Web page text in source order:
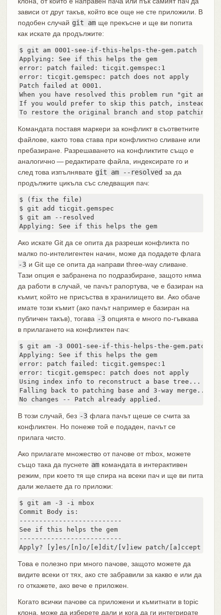
зависи от друг такъв, който все още не сте приложили. В
подобен случай git am ще прекъсне и ще ви попита
как искате да продължите:
$ git am 0001-see-if-this-helps-the-gem.patch
Applying: See if this helps the gem
error: patch failed: ticgit.gemspec:1
error: ticgit.gemspec: patch does not apply
Patch failed at 0001.
When you have resolved this problem run "git am --
If you would prefer to skip this patch, instead
To restore the original branch and stop patching
Командата поставя маркери за конфликт в съответните
файлове, както това става при конфликтно сливане или
пребазиране. Разрешаването на конфликтите също е
аналогично — редактирате файла, индексирате го и
след това изпълнявате git am --resolved за да
продължите цикъла със следващия пач:
$ (fix the file)
$ git add ticgit.gemspec
$ git am --resolved
Applying: See if this helps the gem
Ако искате Git да се опита да разреши конфликта по
малко по-интелигентен начин, може да подадете флага
-3 и Git ще се опита да направи three-way сливане.
Тази опция е забранена по подразбиране, защото няма
да работи в случай, че пачът рапортува, че е базиран на
къмит, който не присъства в хранилището ви. Ако обаче
имате този къмит (ако пачът например е базиран на
публичен такъв), тогава -3 опцията е много по-гъвкава
в прилагането на конфликтен пач:
$ git am -3 0001-see-if-this-helps-the-gem.patch
Applying: See if this helps the gem
error: patch failed: ticgit.gemspec:1
error: ticgit.gemspec: patch does not apply
Using index info to reconstruct a base tree...
Falling back to patching base and 3-way merge...
No changes -- Patch already applied.
В този случай, без -3 флага пачът щеше се счита за
конфликтен. Но понеже той е подаден, пачът се
прилага чисто.
Ако прилагате множество от пачове от mbox, можете
също така да пуснете am командата в интерактивен
режим, при което тя ще спира на всеки пач и ще ви пита
дали желаете да го приложи:
$ git am -3 -i mbox
Commit Body is:
--------------------------
See if this helps the gem
--------------------------
Apply? [y]es/[n]o/[e]dit/[v]iew patch/[a]ccept all
Това е полезно при много пачове, защото можете да
видите всеки от тях, ако сте забравили за какво е или да
го откажете, ако вече е приложен.
Когато всички пачове са приложени и къмитнати в topic
клона, може да изберете дали и кога да ги интегрирате